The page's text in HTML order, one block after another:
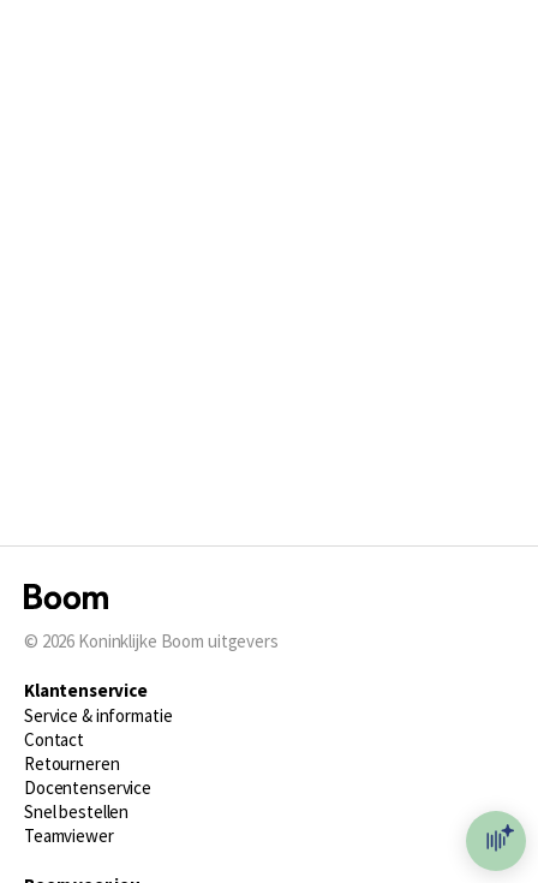
© 2026 Koninklijke Boom uitgevers
Klantenservice
Service & informatie
Contact
Retourneren
Docentenservice
Snel bestellen
Teamviewer